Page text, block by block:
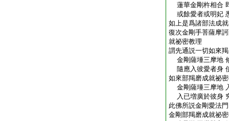
蓮華金剛杵相合
或餘愛者或明妃
如上是爲諸部法成
復次金剛手菩薩摩
就祕密教理
謂先通説一切如來
金剛薩埵三摩地
隨應入彼愛者身
如來部羯磨成就祕
金剛薩埵三摩地
入已増廣於彼身
此佛所説金剛愛法門
金剛部羯磨成就祕